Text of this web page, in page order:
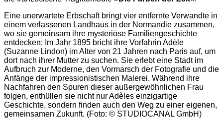
Eine unerwartete Erbschaft bringt vier entfernte Verwandte in
einem verlassenen Landhaus in der Normandie zusammen,
wo sie gemeinsam ihre mysteriöse Familiengeschichte
entdecken: Im Jahr 1895 bricht ihre Vorfahrin Adèle
(Suzanne Lindon) im Alter von 21 Jahren nach Paris auf, um
dort nach ihrer Mutter zu suchen. Sie erlebt eine Stadt im
Aufbruch zur Moderne, den Vormarsch der Fotografie und die
Anfänge der impressionistischen Malerei. Während ihre
Nachfahren den Spuren dieser außergewöhnlichen Frau
folgen, enthüllen sie nicht nur Adèles einzigartige
Geschichte, sondern finden auch den Weg zu einer eigenen,
gemeinsamen Zukunft. (Foto: © STUDIOCANAL GmbH)